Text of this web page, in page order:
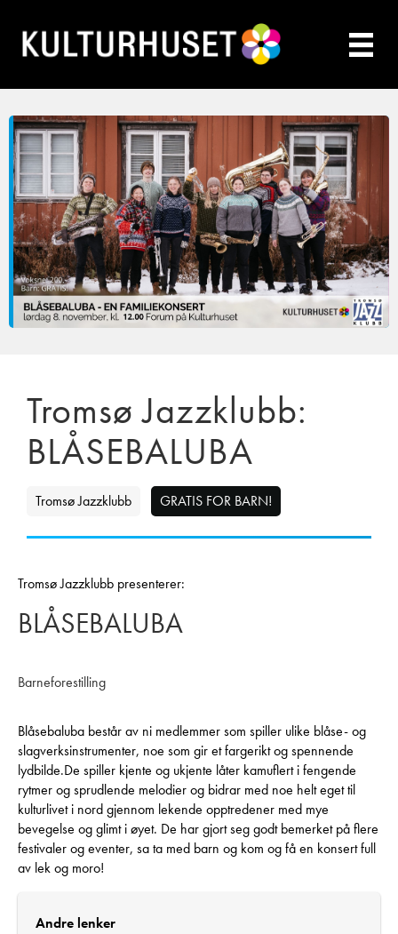
Tromsø Jazzklubb:
BLÅSEBALUBA
Tromsø Jazzklubb GRATIS FOR BARN!
Tromsø Jazzklubb presenterer:
BLÅSEBALUBA
Barneforestilling
Blåsebaluba består av ni medlemmer som spiller ulike blåse- og
slagverksinstrumenter, noe som gir et fargerikt og spennende
lydbilde.De spiller kjente og ukjente låter kamuflert i fengende
rytmer og sprudlende melodier og bidrar med noe helt eget til
kulturlivet i nord gjennom lekende opptredener med mye
bevegelse og glimt i øyet. De har gjort seg godt bemerket på flere
festivaler og eventer, sa ta med barn og kom og få en konsert full
av lek og moro!
Andre lenker